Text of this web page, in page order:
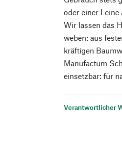
oder einer Leine
Wir lassen das
weben: aus
kräftigen
Manufactum
einsetzbar: für
Verantwortlicher